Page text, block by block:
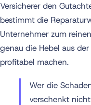
Versicherer den
bestimmt die
Unternehmer zum
genau die Hebel aus
profitabel machen.
Wer die
verschenkt